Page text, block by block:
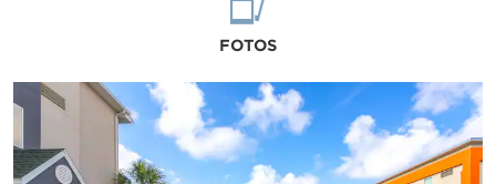
FOTOS